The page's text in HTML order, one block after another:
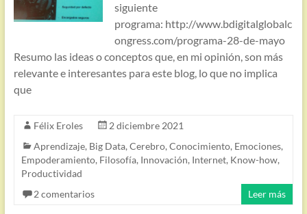
siguiente
programa: http://www.bdigitalglobalc
ongress.com/programa-28-de-mayo
Resumo las ideas o conceptos que, en mi opinión, son más
relevante e interesantes para este blog, lo que no implica
que
Félix Eroles
2 diciembre 2021
Aprendizaje, Big Data, Cerebro, Conocimiento, Emociones,
Empoderamiento, Filosofía, Innovación, Internet, Know-how,
Productividad
2 comentarios
Leer más